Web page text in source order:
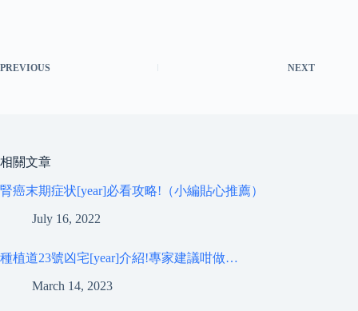
PREVIOUS NEXT
相關文章
腎癌末期症状[year]必看攻略!（小編貼心推薦）
July 16, 2022
種植道23號凶宅[year]介紹!專家建議咁做…
March 14, 2023